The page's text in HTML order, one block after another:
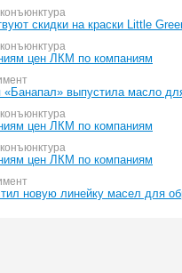
скидки на краски Little
цен ЛКМ по компаниям
«Банапал» выпустила масло
цен ЛКМ по компаниям
цен ЛКМ по компаниям
новую линейку масел для